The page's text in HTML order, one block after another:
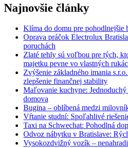
Najnovšie články
Klíma do domu pre pohodlnejšie
Oprava práčok Electrolux
poruchách
Zlaté tehly sú voľbou pre tých,
majetku pevne vo vlastných
Zvýšenie základného imania
zlepšenie finančnej stability
Maľovanie kuchyne:
domova
Bugina – oblíbená medzi
Vŕtanie studní: Spoľahlivé
Taxi na Schwechat: Pohodlná
Odvoz nábytku v Bratislave:
Vysokozdvižný vozík –